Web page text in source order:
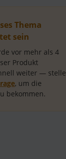
Thema
sein
vor mehr als 4
Produkt
weiter — stelle
, um die
bekommen.